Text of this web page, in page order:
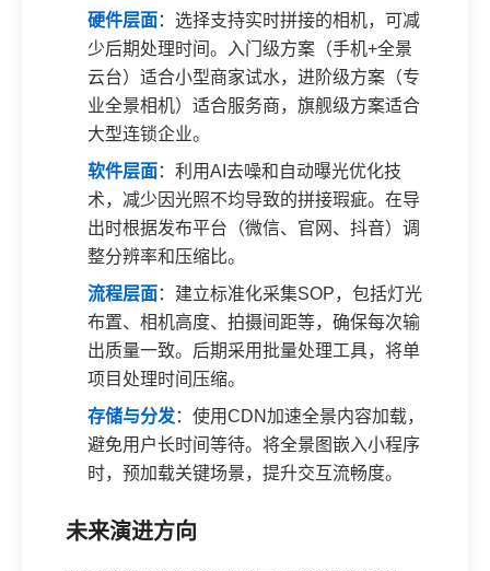
硬件层面：选择支持实时拼接的相机，可减
少后期处理时间。入门级方案（手机+全景
云台）适合小型商家试水，进阶级方案（专
业全景相机）适合服务商，旗舰级方案适合
大型连锁企业。
软件层面：利用AI去噪和自动曝光优化技
术，减少因光照不均导致的拼接瑕疵。在导
出时根据发布平台（微信、官网、抖音）调
整分辨率和压缩比。
流程层面：建立标准化采集SOP，包括灯光
布置、相机高度、拍摄间距等，确保每次输
出质量一致。后期采用批量处理工具，将单
项目处理时间压缩。
存储与分发：使用CDN加速全景内容加载，
避免用户长时间等待。将全景图嵌入小程序
时，预加载关键场景，提升交互流畅度。
未来演进方向